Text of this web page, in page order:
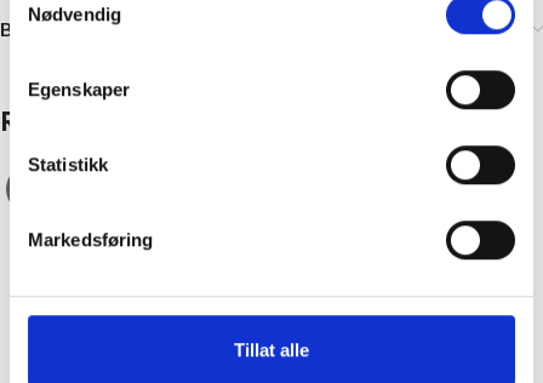
Nødvendig
Egenskaper
Statistikk
Markedsføring
Tillat alle
Brand
Relaterte produkter